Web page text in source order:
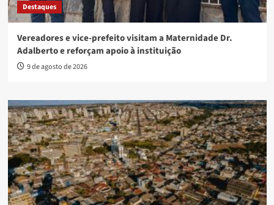
Destaques
Vereadores e vice-prefeito visitam a Maternidade Dr.
Adalberto e reforçam apoio à instituição
9 de agosto de 2026